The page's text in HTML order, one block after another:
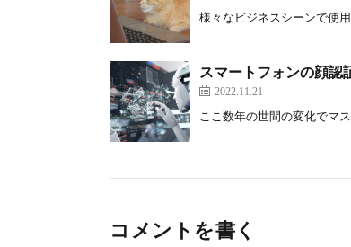
様々なビジネスシーンで使
スマートフォンの顔認
2022.11.21
ここ数年の世間の変化でマ
コメントを書く